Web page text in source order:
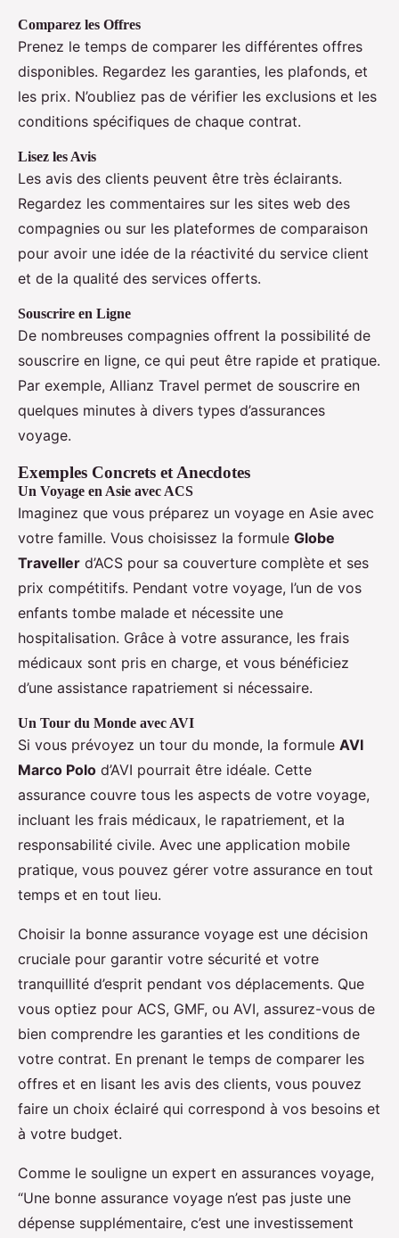
Comparez les Offres
Prenez le temps de comparer les différentes offres
disponibles. Regardez les garanties, les plafonds, et
les prix. N’oubliez pas de vérifier les exclusions et les
conditions spécifiques de chaque contrat.
Lisez les Avis
Les avis des clients peuvent être très éclairants.
Regardez les commentaires sur les sites web des
compagnies ou sur les plateformes de comparaison
pour avoir une idée de la réactivité du service client
et de la qualité des services offerts.
Souscrire en Ligne
De nombreuses compagnies offrent la possibilité de
souscrire en ligne, ce qui peut être rapide et pratique.
Par exemple, Allianz Travel permet de souscrire en
quelques minutes à divers types d’assurances
voyage.
Exemples Concrets et Anecdotes
Un Voyage en Asie avec ACS
Imaginez que vous préparez un voyage en Asie avec
votre famille. Vous choisissez la formule Globe
Traveller d’ACS pour sa couverture complète et ses
prix compétitifs. Pendant votre voyage, l’un de vos
enfants tombe malade et nécessite une
hospitalisation. Grâce à votre assurance, les frais
médicaux sont pris en charge, et vous bénéficiez
d’une assistance rapatriement si nécessaire.
Un Tour du Monde avec AVI
Si vous prévoyez un tour du monde, la formule AVI
Marco Polo d’AVI pourrait être idéale. Cette
assurance couvre tous les aspects de votre voyage,
incluant les frais médicaux, le rapatriement, et la
responsabilité civile. Avec une application mobile
pratique, vous pouvez gérer votre assurance en tout
temps et en tout lieu.
Choisir la bonne assurance voyage est une décision
cruciale pour garantir votre sécurité et votre
tranquillité d’esprit pendant vos déplacements. Que
vous optiez pour ACS, GMF, ou AVI, assurez-vous de
bien comprendre les garanties et les conditions de
votre contrat. En prenant le temps de comparer les
offres et en lisant les avis des clients, vous pouvez
faire un choix éclairé qui correspond à vos besoins et
à votre budget.
Comme le souligne un expert en assurances voyage,
“Une bonne assurance voyage n’est pas juste une
dépense supplémentaire, c’est une investissement